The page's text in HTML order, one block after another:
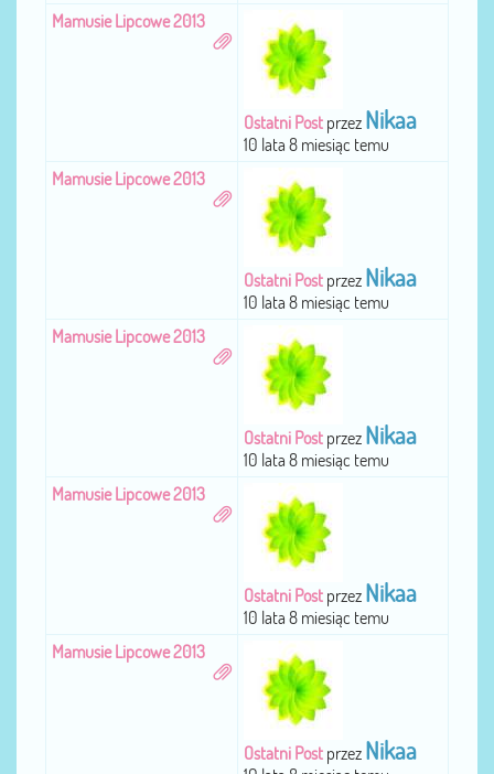
Mamusie Lipcowe 2013
Ostatni Post przez Nikaa
10 lata 8 miesiąc temu
Mamusie Lipcowe 2013
Ostatni Post przez Nikaa
10 lata 8 miesiąc temu
Mamusie Lipcowe 2013
Ostatni Post przez Nikaa
10 lata 8 miesiąc temu
Mamusie Lipcowe 2013
Ostatni Post przez Nikaa
10 lata 8 miesiąc temu
Mamusie Lipcowe 2013
Ostatni Post przez Nikaa